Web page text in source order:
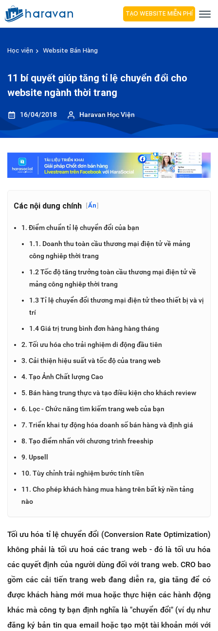
TẠO WEBSITE MIỄN PHÍ
Học viện Website Bán Hàng
11 bí quyết giúp tăng tỉ lệ chuyển đổi cho
website ngành thời trang
16/04/2018 Haravan Học Viện
Các nội dung chính [Ẩn]
1. Điểm chuẩn tỉ lệ chuyển đổi của bạn
1.1. Doanh thu toàn cầu thương mại điện tử về mảng
công nghiêp thời trang
1.2 Tốc độ tăng trưởng toàn cầu thương mại điện tử về
mảng công nghiêp thời trang
1.3 Tỉ lệ chuyển đổi thương mại điện tử theo thiết bị và vị
trí
1.4 Giá trị trung bình đơn hàng hàng tháng
2. Tối ưu hóa cho trải nghiệm di động đầu tiên
3. Cải thiện hiệu suất và tốc độ của trang web
4. Tạo Ảnh Chất lượng Cao
5. Bán hàng trung thực và tạo điều kiện cho khách review
6. Lọc - Chức năng tìm kiếm trang web của bạn
7. Triển khai tự động hóa doanh số bán hàng và định giá
8. Tạo điểm nhấn với chương trình freeship
9. Upsell
10. Tùy chỉnh trải nghiệm bước tính tiền
11. Cho phép khách hàng mua hàng trên bất kỳ nền tảng
nào
Tối ưu hóa tỉ lệ chuyển đổi (Conversion Rate Optimization)
không phải là tối ưu hoá các trang web - đó là tối ưu hóa
các quyết định của người dùng đối với trang web. CRO bao
gồm các cải tiến trang web đang diễn ra, gia tăng để có
được khách hàng mới mua hoặc thực hiện các hành động
khác mà công ty bạn định nghĩa là "chuyển đổi" (ví dụ như
đăng ký bản tin qua email hoặc tạo một tài khoản mới với